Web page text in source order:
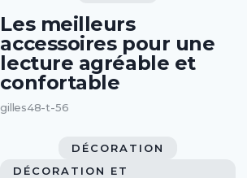
Les meilleurs
accessoires pour une
lecture agréable et
confortable
gilles48-t-56
DÉCORATION
DÉCORATION ET